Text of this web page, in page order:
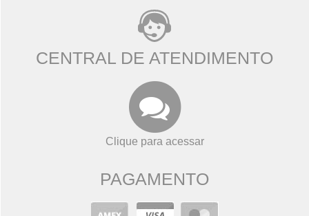
CENTRAL DE ATENDIMENTO
Clique para acessar
PAGAMENTO